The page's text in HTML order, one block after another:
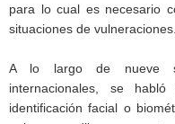
para lo cual es necesario
situaciones de vulneraciones.
A lo largo de nueve
internacionales, se
identificación facial o